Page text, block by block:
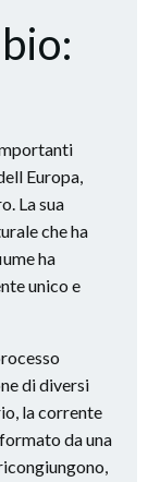
Europa,
La sua
che ha
ha
unico e
di diversi
la corrente
da una